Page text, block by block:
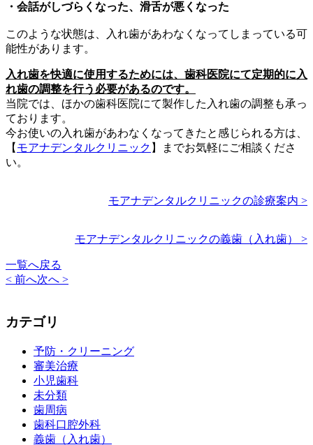
・会話がしづらくなった、滑舌が悪くなった
このような状態は、入れ歯があわなくなってしまっている可
能性があります。
入れ歯を快適に使用するためには、歯科医院にて定期的に入
れ歯の調整を行う必要があるのです。
当院では、ほかの歯科医院にて製作した入れ歯の調整も承っ
ております。
今お使いの入れ歯があわなくなってきたと感じられる方は、
【 モアナデンタルクリニック 】までお気軽にご相談くださ
い。
モアナデンタルクリニックの診療案内 >
モアナデンタルクリニックの義歯（入れ歯） >
一覧へ戻る
< 前へ次へ >
カテゴリ
予防・クリーニング
審美治療
小児歯科
未分類
歯周病
歯科口腔外科
義歯（入れ歯）